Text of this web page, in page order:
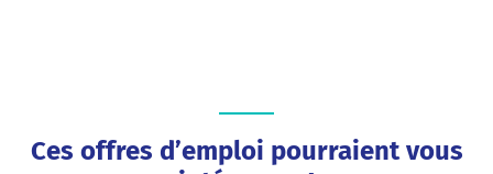
Ces offres d’emploi pourraient vous